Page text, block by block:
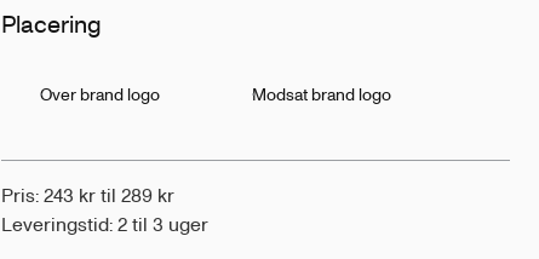
Placering
Over brand logo Modsat brand logo
Pris: 243 kr til 289 kr
Leveringstid: 2 til 3 uger